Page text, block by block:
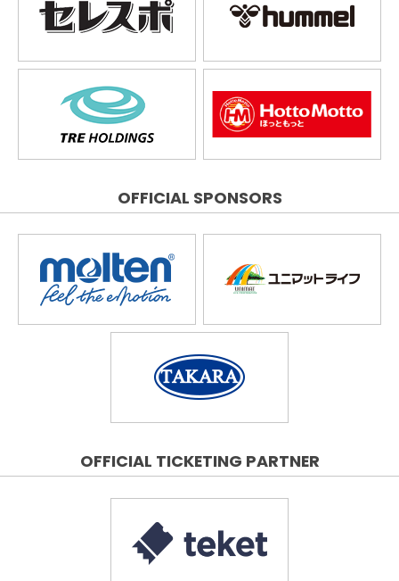
OFFICIAL SPONSORS
OFFICIAL TICKETING PARTNER